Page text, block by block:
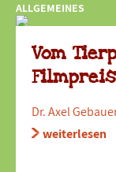
ALLGEMEINES
Vom
Dr. Axel
weiterlesen